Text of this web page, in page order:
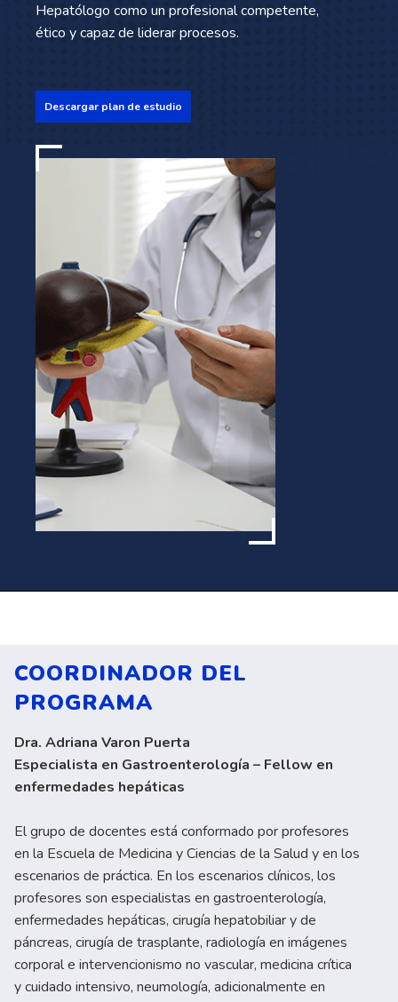
Hepatólogo como un profesional competente,
ético y capaz de liderar procesos.
Descargar plan de estudio
COORDINADOR DEL
PROGRAMA
Dra. Adriana Varon Puerta
Especialista en Gastroenterología – Fellow en
enfermedades hepáticas
El grupo de docentes está conformado por profesores
en la Escuela de Medicina y Ciencias de la Salud y en los
escenarios de práctica. En los escenarios clínicos, los
profesores son especialistas en gastroenterología,
enfermedades hepáticas, cirugía hepatobiliar y de
páncreas, cirugía de trasplante, radiología en imágenes
corporal e intervencionismo no vascular, medicina crítica
y cuidado intensivo, neumología, adicionalmente en